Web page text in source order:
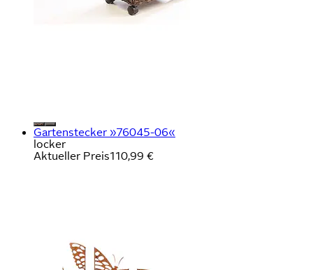
Gartenstecker »76045-06«
locker
Aktueller Preis110,99 €